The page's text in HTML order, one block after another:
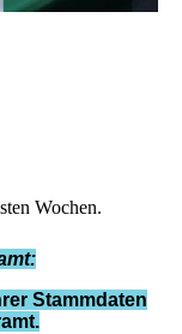
Wochen.
Stammdaten